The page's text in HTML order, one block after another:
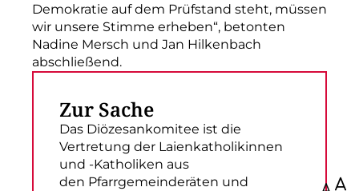
Demokratie auf dem Prüfstand steht, müssen
wir unsere Stimme erheben“, betonten
Nadine Mersch und Jan Hilkenbach
abschließend.
Zur Sache
Das Diözesankomitee ist die
Vertretung der Laienkatholikinnen
und -Katholiken aus
den Pfarrgemeinderäten und
100